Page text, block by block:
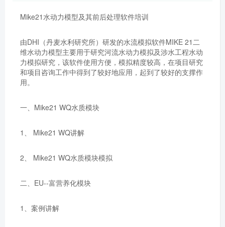
Mike21水动力模型及其前后处理软件培训
由DHI（丹麦水利研究所）研发的水流模拟软件MIKE 21二
维水动力模型主要用于研究河流水动力模拟及涉水工程水动
力模拟研究，该软件使用方便，模拟精度较高，在项目研究
和项目咨询工作中得到了较好地应用，起到了较好的支撑作
用。
一、Mike21 WQ水质模块
1、 Mike21 WQ讲解
2、 Mike21 WQ水质模块模拟
二、EU--富营养化模块
1、案例讲解